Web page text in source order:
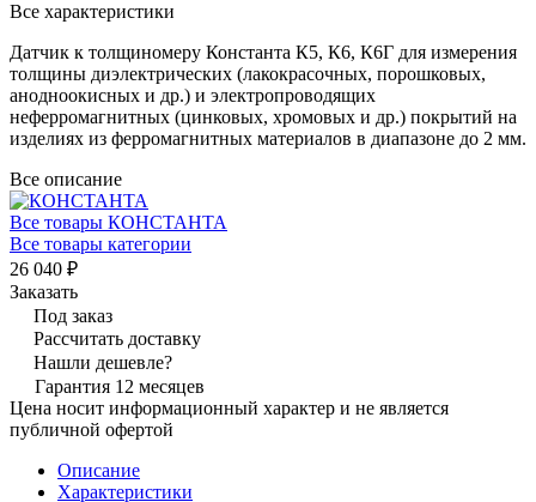
Все характеристики
Датчик к толщиномеру Константа К5, К6, К6Г для измерения
толщины диэлектрических (лакокрасочных, порошковых,
анодноокисных и др.) и электропроводящих
неферромагнитных (цинковых, хромовых и др.) покрытий на
изделиях из ферромагнитных материалов в диапазоне до 2 мм.
Все описание
Все товары КОНСТАНТА
Все товары категории
26 040 ₽
Заказать
Под заказ
Рассчитать доставку
Нашли дешевле?
Гарантия 12 месяцев
Цена носит информационный характер и не является
публичной офертой
Описание
Характеристики